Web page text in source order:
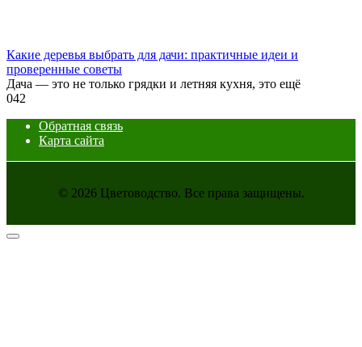
Какие деревья выбрать для дачи: практичные идеи и
проверенные советы
Дача — это не только грядки и летняя кухня, это ещё
042
Обратная связь
Карта сайта
© 2026 Цветоводство. Все права защищены.